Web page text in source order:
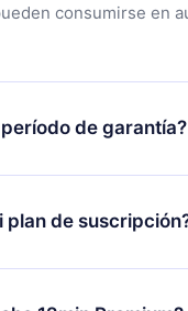
consumirse en
de garantía?
aplicación y
satisfecho con
(
plan de
se aplicará a partir
tu suscripción